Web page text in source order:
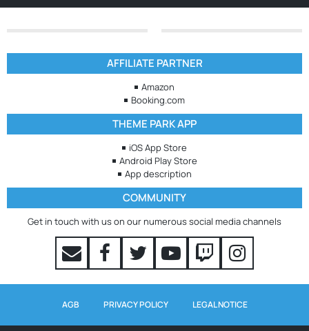
AFFILIATE PARTNER
Amazon
Booking.com
THEME PARK APP
iOS App Store
Android Play Store
App description
COMMUNITY
Get in touch with us on our numerous social media channels
AGB PRIVACY POLICY LEGAL NOTICE